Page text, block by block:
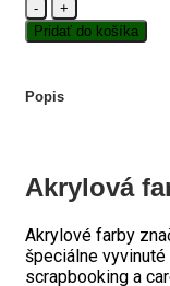
množstvo
Akrylová
farba
Red
Pridať do košíka
Popis
Akrylová
Akrylové farby
špeciálne
scrapbooking a